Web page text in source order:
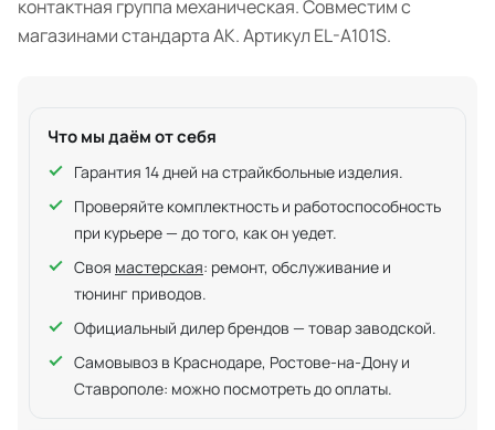
контактная группа механическая. Совместим с
магазинами стандарта АК. Артикул EL-A101S.
Что мы даём от себя
Гарантия 14 дней на страйкбольные изделия.
Проверяйте комплектность и работоспособность
при курьере — до того, как он уедет.
Своя мастерская: ремонт, обслуживание и
тюнинг приводов.
Официальный дилер брендов — товар заводской.
Самовывоз в Краснодаре, Ростове-на-Дону и
Ставрополе: можно посмотреть до оплаты.